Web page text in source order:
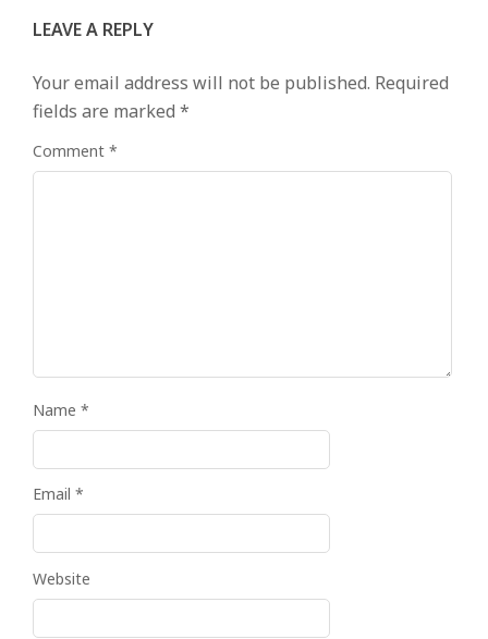
LEAVE A REPLY
Your email address will not be published. Required
fields are marked *
Comment *
Name *
Email *
Website